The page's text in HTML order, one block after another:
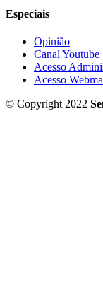
Especiais
Opinião
Canal Youtube
Acesso
Acesso
© Copyright 2022